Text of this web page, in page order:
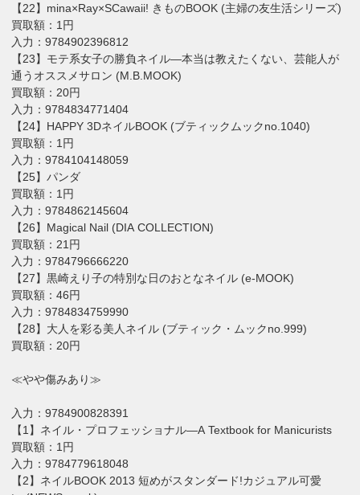
【22】mina×Ray×SCawaii! きものBOOK (主婦の友生活シリーズ)
買取額：1円
入力：9784902396812
【23】モテ系女子の勝負ネイル―本当は教えたくない、芸能人が
通うオススメサロン (M.B.MOOK)
買取額：20円
入力：9784834771404
【24】HAPPY 3DネイルBOOK (ブティックムックno.1040)
買取額：1円
入力：9784104148059
【25】パンダ
買取額：1円
入力：9784862145604
【26】Magical Nail (DIA COLLECTION)
買取額：21円
入力：9784796666220
【27】黒崎えり子の特別な日のおとなネイル (e-MOOK)
買取額：46円
入力：9784834759990
【28】大人を彩る美人ネイル (ブティック・ムックno.999)
買取額：20円
≪やや傷みあり≫
入力：9784900828391
【1】ネイル・プロフェッショナル―A Textbook for Manicurists
買取額：1円
入力：9784779618048
【2】ネイルBOOK 2013 短めがスタンダード!カジュアル可愛